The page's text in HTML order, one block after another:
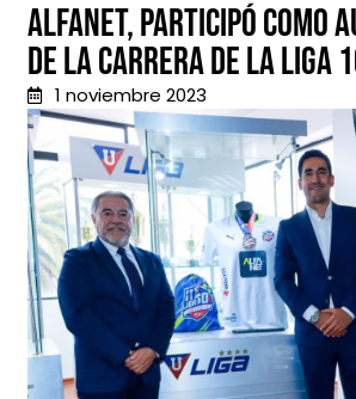
Alfanet, participó como
de la carrera de la Liga
1 noviembre 2023